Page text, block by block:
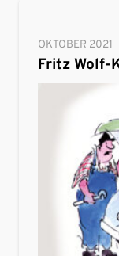
OKTOBER 2021
Fritz Wolf-